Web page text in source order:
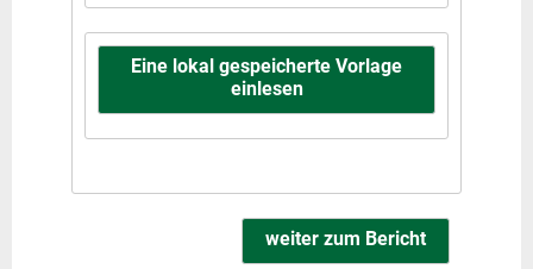
Eine lokal gespeicherte Vorlage
einlesen
weiter zum Bericht